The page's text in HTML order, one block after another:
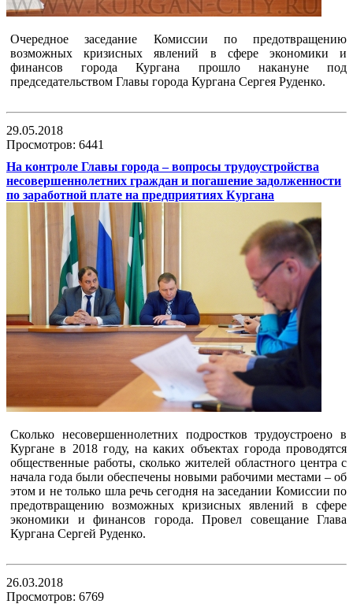
Очередное заседание Комиссии по предотвращению
возможных кризисных явлений в сфере экономики и
финансов города Кургана прошло накануне под
председательством Главы города Кургана Сергея Руденко.
29.05.2018
Просмотров: 6441
На контроле Главы города – вопросы трудоустройства
несовершеннолетних граждан и погашение задолженности
по заработной плате на предприятиях Кургана
Сколько несовершеннолетних подростков трудоустроено в
Кургане в 2018 году, на каких объектах города проводятся
общественные работы, сколько жителей областного центра с
начала года были обеспечены новыми рабочими местами – об
этом и не только шла речь сегодня на заседании Комиссии по
предотвращению возможных кризисных явлений в сфере
экономики и финансов города. Провел совещание Глава
Кургана Сергей Руденко.
26.03.2018
Просмотров: 6769